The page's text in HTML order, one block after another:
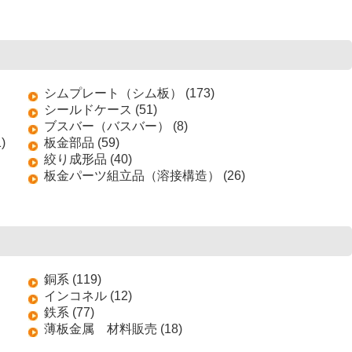
シムプレート（シム板） (173)
シールドケース (51)
ブスバー（バスバー） (8)
板金部品 (59)
絞り成形品 (40)
板金パーツ組立品（溶接構造） (26)
銅系 (119)
インコネル (12)
鉄系 (77)
薄板金属 材料販売 (18)